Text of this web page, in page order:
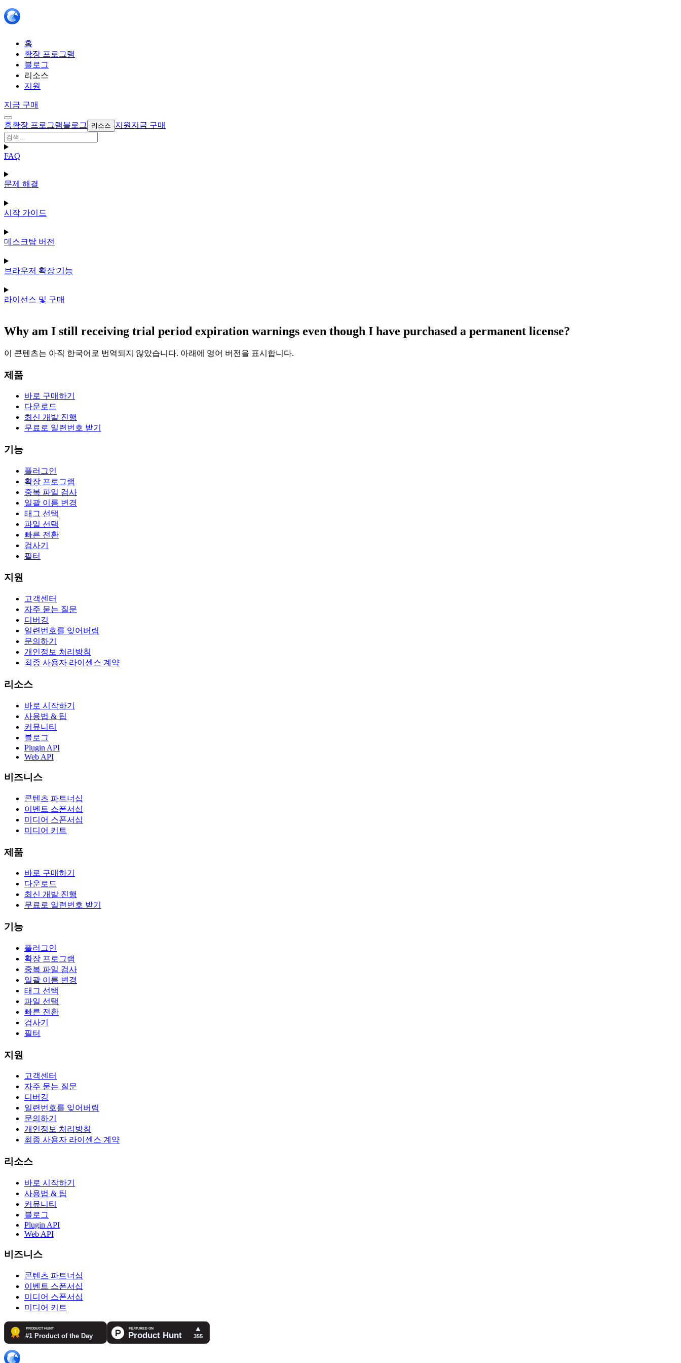
홈
확장 프로그램
블로그
리소스
지원
지금 구매
홈확장 프로그램블로그 리소스 지원 지금 구매
FAQ
문제 해결
시작 가이드
데스크탑 버전
브라우저 확장 기능
라이선스 및 구매
Why am I still receiving trial period expiration warnings even though I have purchased a permanent license?
이 콘텐츠는 아직 한국어로 번역되지 않았습니다. 아래에 영어 버전을 표시합니다.
제품
바로 구매하기
다운로드
최신 개발 진행
무료로 일련번호 받기
기능
플러그인
확장 프로그램
중복 파일 검사
일괄 이름 변경
태그 선택
파일 선택
빠른 전환
검사기
필터
지원
고객센터
자주 묻는 질문
디버깅
일련번호를 잊어버림
문의하기
개인정보 처리방침
최종 사용자 라이센스 계약
리소스
바로 시작하기
사용법 & 팁
커뮤니티
블로그
Plugin API
Web API
비즈니스
콘텐츠 파트너십
이벤트 스폰서십
미디어 스폰서십
미디어 키트
제품
바로 구매하기
다운로드
최신 개발 진행
무료로 일련번호 받기
기능
플러그인
확장 프로그램
중복 파일 검사
일괄 이름 변경
태그 선택
파일 선택
빠른 전환
검사기
필터
지원
고객센터
자주 묻는 질문
디버깅
일련번호를 잊어버림
문의하기
개인정보 처리방침
최종 사용자 라이센스 계약
리소스
바로 시작하기
사용법 & 팁
커뮤니티
블로그
Plugin API
Web API
비즈니스
콘텐츠 파트너십
이벤트 스폰서십
미디어 스폰서십
미디어 키트